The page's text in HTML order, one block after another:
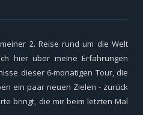
2. Reise rund um die Welt
hier über meine Erfahrungen
dieser 6-monatigen Tour, die
ein paar neuen Zielen - zurück
bringt, die mir beim letzten Mal